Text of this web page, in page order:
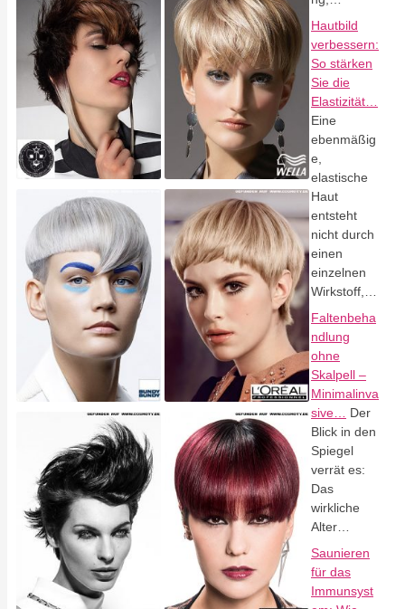
Hautbild
verbessern:
So stärken
Sie die
Elastizität…
Eine
ebenmäßig
e,
elastische
Haut
entsteht
nicht durch
einen
einzelnen
Wirkstoff,…
Faltenbeha
ndlung
ohne
Skalpell –
Minimalinva
sive…
Der
Blick in den
Spiegel
verrät es:
Das
wirkliche
Alter…
Saunieren
für das
Immunsyst